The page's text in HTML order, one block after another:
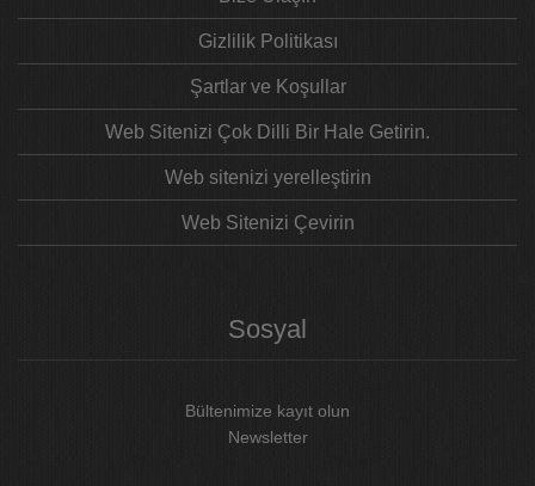
Gizlilik Politikası
Şartlar ve Koşullar
Web Sitenizi Çok Dilli Bir Hale Getirin.
Web sitenizi yerelleştirin
Web Sitenizi Çevirin
Sosyal
Bültenimize kayıt olun
Newsletter